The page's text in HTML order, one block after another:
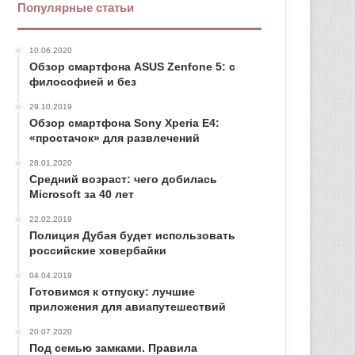
Популярные статьи
10.06.2020
Обзор смартфона ASUS Zenfone 5: с
философией и без
29.10.2019
Обзор смартфона Sony Xperia E4:
«простачок» для развлечений
28.01.2020
Средний возраст: чего добилась
Microsoft за 40 лет
22.02.2019
Полиция Дубая будет использовать
российские ховербайки
04.04.2019
Готовимся к отпуску: лучшие
приложения для авиапутешествий
20.07.2020
Под семью замками. Правила